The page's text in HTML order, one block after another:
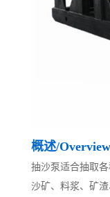
概述/Overview
抽沙泵适合抽取
沙矿、料浆、矿